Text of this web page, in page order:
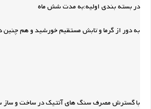
در بسته بندی اولیه:به مدت شش ماه
به دور از گرما و تابش مستقیم خورشید و هم چنین
با گسترش مصرف سنگ های آنتیک در ساخت و ساز